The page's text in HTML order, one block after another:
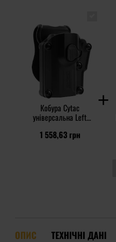
Кобура Cytac
універсальна Left
платформою
1 558,63 грн
ОПИС ТЕХНІЧНІ ДАНІ